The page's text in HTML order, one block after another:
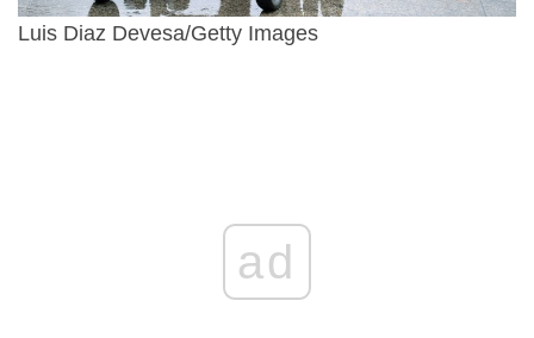
Luis Diaz Devesa/Getty Images
ad